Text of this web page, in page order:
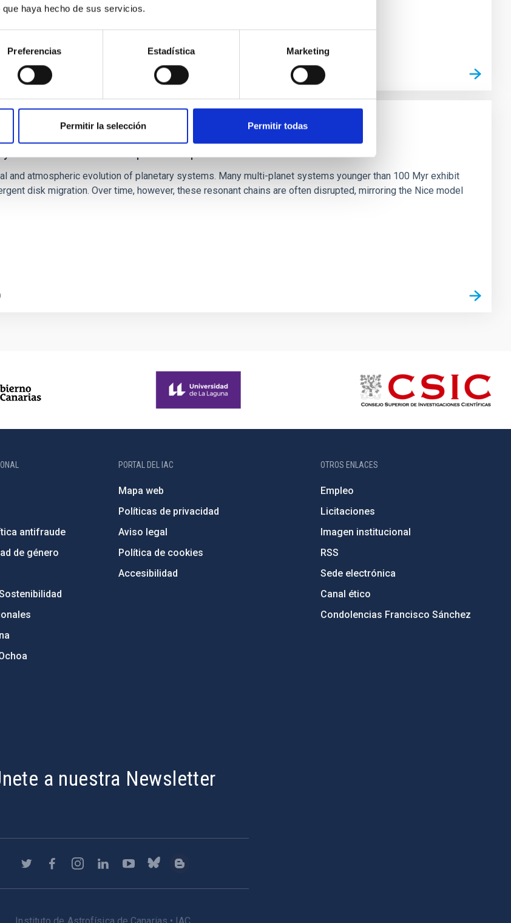
haya hecho de sus servicios.
Preferencias Estadística Marketing
Permitir la selección Permitir todas
near the end of photoevaporation
and atmospheric evolution of planetary systems. Many multi-planet systems younger than 100 Myr exhibit
disk migration. Over time, however, these resonant chains are often disrupted, mirroring the Nice model
antifraude
de género
PORTAL DEL IAC
Mapa web
Políticas de privacidad
Aviso legal
Política de cookies
Accesibilidad
OTROS ENLACES
Empleo
Licitaciones
Imagen institucional
RSS
Sede electrónica
Canal ético
Condolencias Francisco Sánchez
a nuestra Newsletter
Instituto de Astrofísica de Canarias • IAC